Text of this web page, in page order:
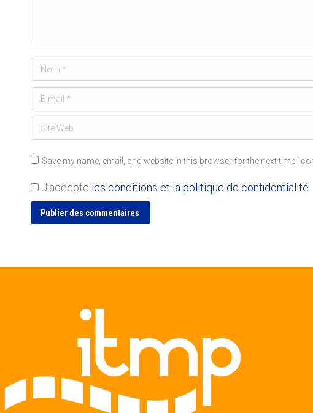
Nom *
E-mail *
Site Web
Save my name, email, and website in this browser for the next time I
J’accepte les conditions et la politique de confidentialité
Publier des commentaires